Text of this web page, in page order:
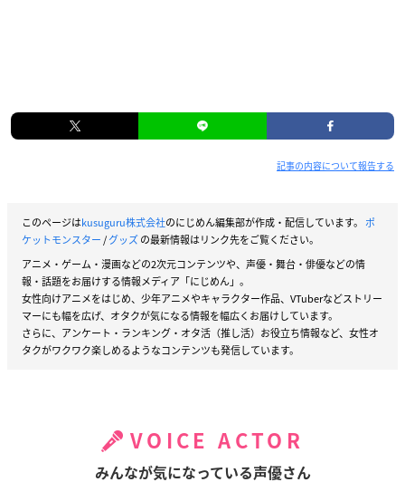
記事の内容について報告する
このページはkusuguru株式会社のにじめん編集部が作成・配信しています。 ポ
ケットモンスター/グッズの最新情報はリンク先をご覧ください。
アニメ・ゲーム・漫画などの2次元コンテンツや、声優・舞台・俳優などの情
報・話題をお届けする情報メディア「にじめん」。
女性向けアニメをはじめ、少年アニメやキャラクター作品、VTuberなどストリー
マーにも幅を広げ、オタクが気になる情報を幅広くお届けしています。
さらに、アンケート・ランキング・オタ活（推し活）お役立ち情報など、女性オ
タクがワクワク楽しめるようなコンテンツも発信しています。
VOICE ACTOR
みんなが気になっている声優さん